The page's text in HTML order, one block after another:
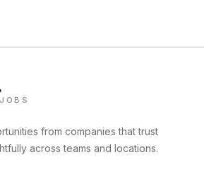
JOBS
from companies that trust
across teams and locations.